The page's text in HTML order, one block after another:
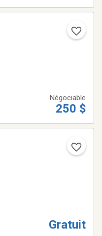
Négociable
250 $
Gratuit